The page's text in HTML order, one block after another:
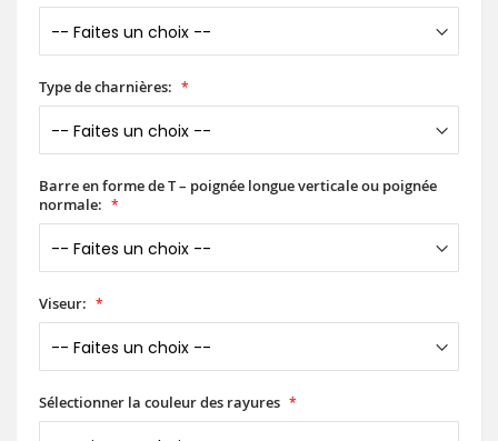
Type de charnières:
Barre en forme de T – poignée longue verticale ou poignée
normale:
Viseur:
Sélectionner la couleur des rayures